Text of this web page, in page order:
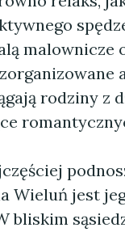
malownicze
rodziny z
Wieluń jest
bliskim